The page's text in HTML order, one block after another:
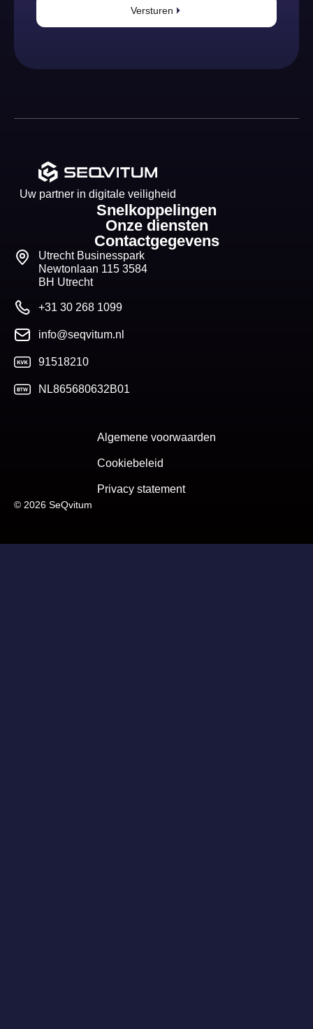
Versturen
Uw partner in digitale veiligheid
Snelkoppelingen
Onze diensten
Contactgegevens
Utrecht Businesspark
Newtonlaan 115 3584
BH Utrecht
+31 30 268 1099
info@seqvitum.nl
91518210
NL865680632B01
© 2026 SeQvitum
Algemene voorwaarden
Cookiebeleid
Privacy statement